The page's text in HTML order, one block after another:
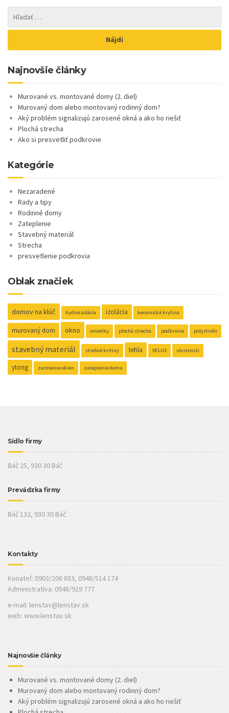
Najnovšie články
Murované vs. montované domy (2. diel)
Murovaný dom alebo montovaný rodinný dom?
Aký problém signalizujú zarosené okná a ako ho riešiť
Plochá strecha
Ako si presvetliť podkrovie
Kategórie
Nezaradené
Rady a tipy
Rodinné domy
Zateplenie
Stavebný materiál
Strecha
presvetlenie podkrovia
Oblak značiek
domov na klúč hydroizolácia izolácia keramická krytina
murovaný dom okno omietky plochá strecha podkrovie polystirén
stavebný materiál strešné kritiny tehla VELUX vlastnosti
ytong zarosenie okien zateplenie domu
Sídlo firmy
Báč 25, 930 30 Báč
Prevádzka firmy
Báč 132, 930 30 Báč
Kontakty
Konateľ: 0903/206 883, 0948/514 174
Administratíva: 0948/929 777
e-mail: lenstav@lenstav.sk
web: www.lenstav.sk
Najnovšie články
Murované vs. montované domy (2. diel)
Murovaný dom alebo montovaný rodinný dom?
Aký problém signalizujú zarosené okná a ako ho riešiť